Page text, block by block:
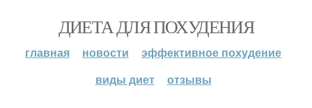
ДИЕТА ДЛЯ ПОХУДЕНИЯ
главная новости
эффективное похудение
виды диет
отзывы